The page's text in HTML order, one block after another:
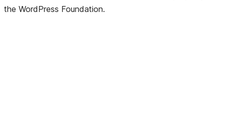
the WordPress Foundation.